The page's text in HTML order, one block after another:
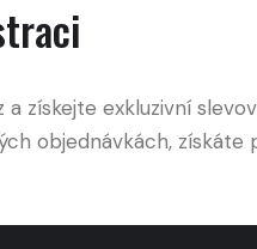
získejte exkluzivní
objednávkách,